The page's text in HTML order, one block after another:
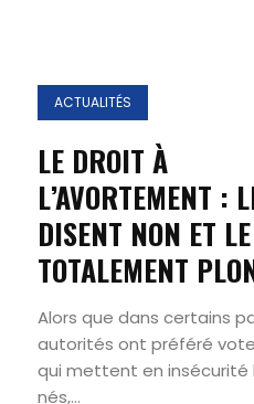
ACTUALITÉS
LE DROIT À
L’AVORTEMENT :
DISENT NON ET
TOTALEMENT
Alors que dans certains
autorités ont préféré
qui mettent en insécurité
nés,...